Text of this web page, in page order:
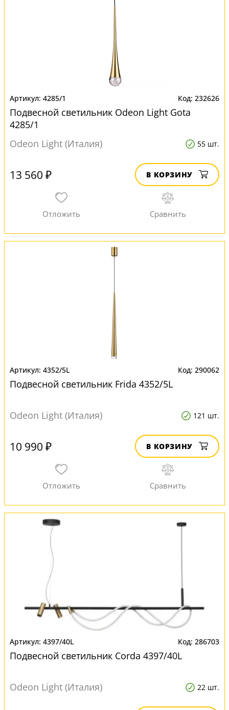
4285/1 232626
Подвесной светильник Odeon Light Gota
4285/1
Odeon Light (Италия)
55 шт.
13 560 ₽ В КОРЗИНУ
4352/5L 290062
Подвесной светильник Frida 4352/5L
Odeon Light (Италия) 121 шт.
10 990 ₽ В КОРЗИНУ
4397/40L 286703
Подвесной светильник Corda 4397/40L
Odeon Light (Италия) 22 шт.